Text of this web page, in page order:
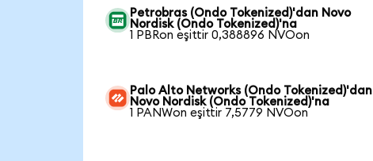
Petrobras (Ondo Tokenized)'dan Novo
Nordisk (Ondo Tokenized)'na
1 PBRon eşittir 0,388896 NVOon
Palo Alto Networks (Ondo Tokenized)'dan
Novo Nordisk (Ondo Tokenized)'na
1 PANWon eşittir 7,5779 NVOon